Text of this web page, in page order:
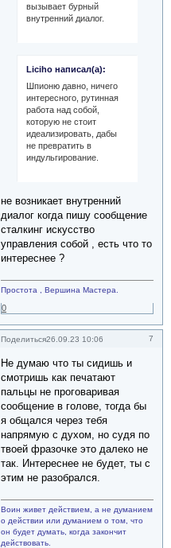
вызывает бурный
внутренний диалог.
Liciho написал(а):
Шпионю давно, ничего
интересного, рутинная
работа над собой,
которую не стоит
идеализировать, дабы
не превратить в
индульгирование.
не возникает внутренний
диалог когда пишу сообщение
сталкинг искусство
управления собой , есть что то
интереснее ?
Простота , Вершина Мастера.
0
Поделиться 7
26.09.23 10:06
Не думаю что ты сидишь и
смотришь как печатают
пальцы не проговаривая
сообщение в голове, тогда бы
я общался через тебя
напрямую с духом, но судя по
твоей фразочке это далеко не
так. Интереснее не будет, ты с
этим не разобрался.
Воин живет действием, а не думанием
о действии или думанием о том, что
он будет думать, когда закончит
действовать.